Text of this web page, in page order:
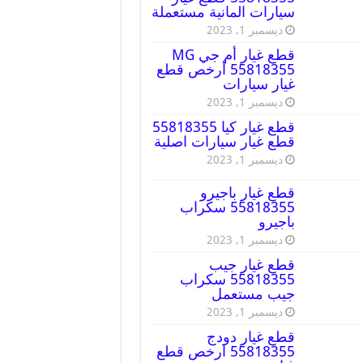
سيارات المانية مستعملة
ديسمبر 1, 2023
قطع غيار أم جي MG
55818355 أرخص قطع
غيار سيارات
ديسمبر 1, 2023
قطع غيار كيا 55818355
قطع غيار سيارات اصلية
ديسمبر 1, 2023
قطع غيار باجيرو
55818355 سكراب
باجيرو
ديسمبر 1, 2023
قطع غيار جيب
55818355 سكراب
جيب مستعمل
ديسمبر 1, 2023
قطع غيار دودج
55818355 ارخص قطع